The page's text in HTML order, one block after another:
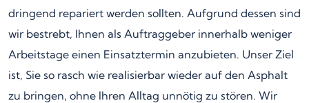
dringend repariert werden sollten. Aufgrund dessen sind
wir bestrebt, Ihnen als Auftraggeber innerhalb weniger
Arbeitstage einen Einsatztermin anzubieten. Unser Ziel
ist, Sie so rasch wie realisierbar wieder auf den Asphalt
zu bringen, ohne Ihren Alltag unnötig zu stören. Wir